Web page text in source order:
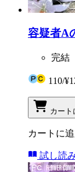
容疑者A
完結
110/
カート
カートに
試し読